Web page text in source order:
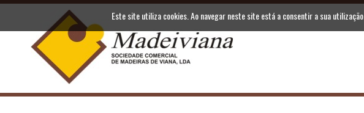
Este site utiliza cookies. Ao navegar neste site está a consentir a sua utilização.